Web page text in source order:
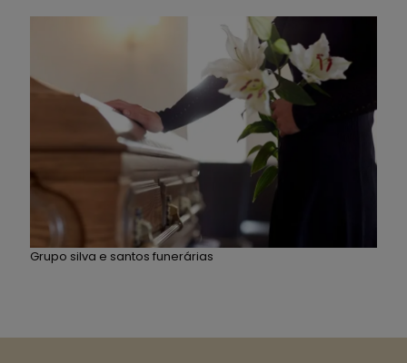
Grupo silva e santos funerárias